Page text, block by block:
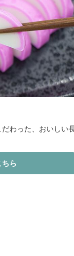
わった、おいしい
ちら